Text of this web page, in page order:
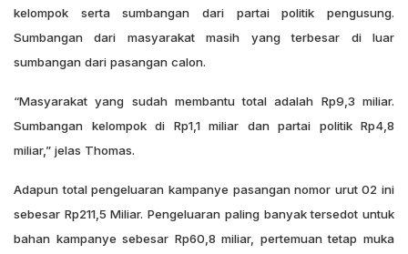
kelompok serta sumbangan dari partai politik pengusung.
Sumbangan dari masyarakat masih yang terbesar di luar
sumbangan dari pasangan calon.
“Masyarakat yang sudah membantu total adalah Rp9,3 miliar.
Sumbangan kelompok di Rp1,1 miliar dan partai politik Rp4,8
miliar,” jelas Thomas.
Adapun total pengeluaran kampanye pasangan nomor urut 02 ini
sebesar Rp211,5 Miliar. Pengeluaran paling banyak tersedot untuk
bahan kampanye sebesar Rp60,8 miliar, pertemuan tetap muka